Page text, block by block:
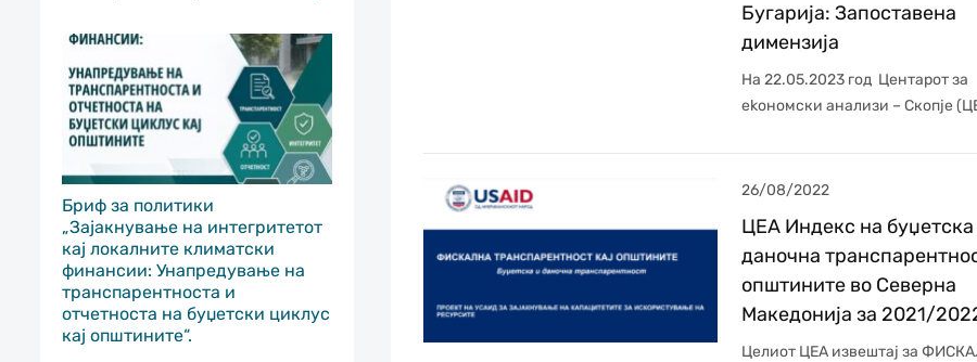
Бриф за политики
„Зајакнување на интегритетот
кај локалните климатски
финансии: Унапредување на
транспарентноста и
отчетноста на буџетски циклус
кај општините“.
Бугарија: Запоставена
димензија
На 22.05.2023 год Центарот за
еkономски анализи – Скопје
26/08/2022
ЦЕА Индекс на буџетска
даночна
општините во Северна
Македонија за 2021/
Целиот ЦЕА извештај за